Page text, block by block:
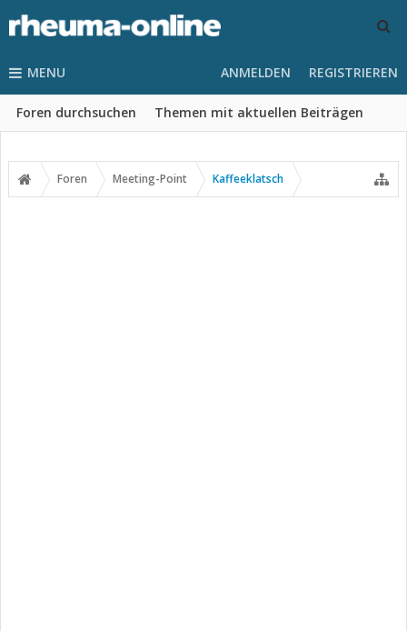
MENU
Foren durchsuchen Themen mit aktuellen Beiträgen
ANMELDEN REGISTRIEREN
Foren Meeting-Point Kaffeeklatsch